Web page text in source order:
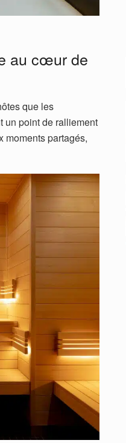
au cœur de
que les
un point de ralliement
moments partagés,